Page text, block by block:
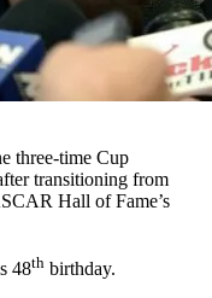
three-time Cup
transitioning from
Hall of Fame’s
48th birthday.